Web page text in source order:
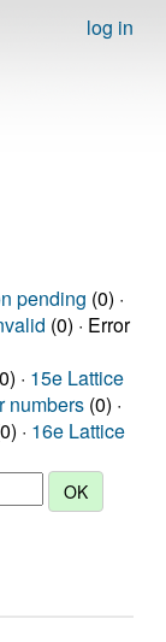
log in
pending (0) ·
(0) · Error
· 15e Lattice
numbers (0) ·
· 16e Lattice